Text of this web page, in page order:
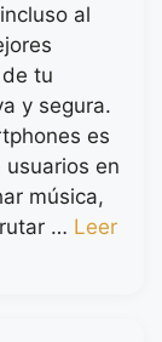
al
tu
y segura.
es
en
música,
… Leer